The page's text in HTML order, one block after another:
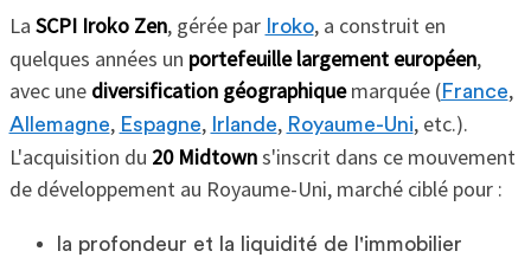
La SCPI Iroko Zen, gérée par Iroko, a construit en
quelques années un portefeuille largement européen,
avec une diversification géographiquemarquée (France,
Allemagne, Espagne, Irlande, Royaume-Uni, etc.).
L'acquisition du 20 Midtowns'inscrit dans ce mouvement
de développement au Royaume-Uni, marché ciblé pour :
la profondeur et la liquidité de l'immobilier